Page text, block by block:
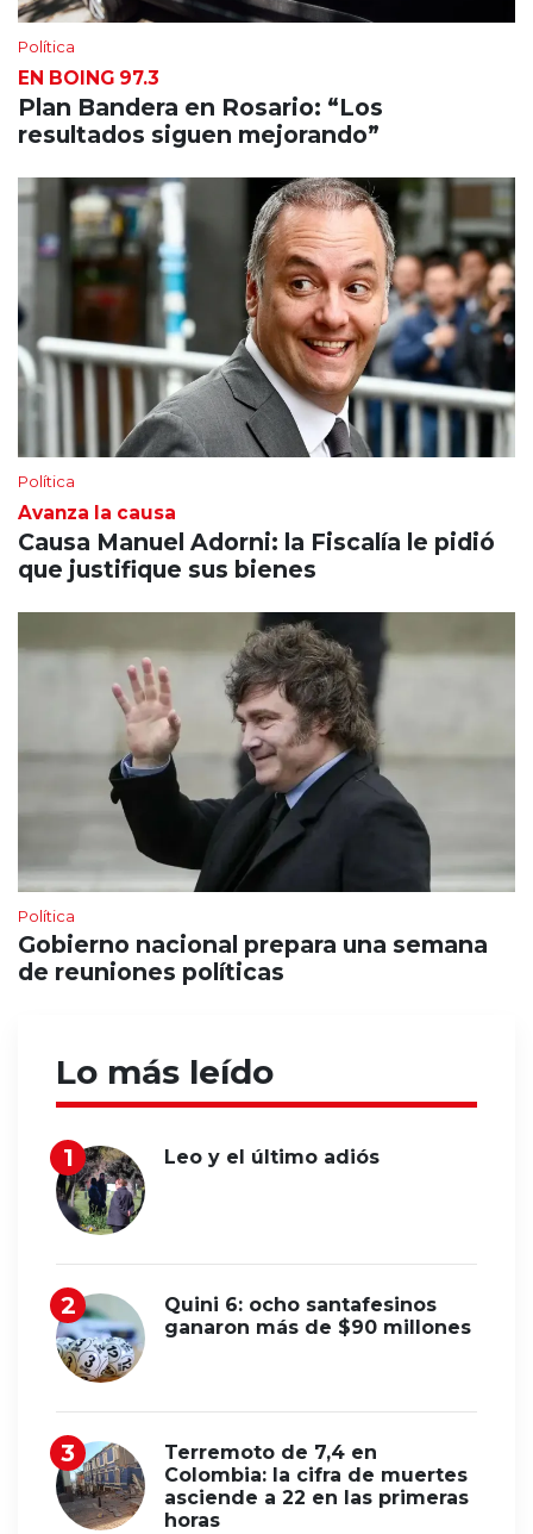
Política
EN BOING 97.3
Plan Bandera en Rosario: “Los
resultados siguen mejorando”
Política
Avanza la causa
Causa Manuel Adorni: la Fiscalía le pidió
que justifique sus bienes
Política
Gobierno nacional prepara una semana
de reuniones políticas
Lo más leído
Leo y el último adiós
Quini 6: ocho santafesinos
ganaron más de $90 millones
Terremoto de 7,4 en
Colombia: la cifra de muertes
asciende a 22 en las primeras
horas